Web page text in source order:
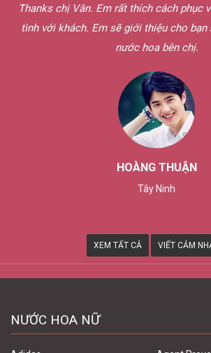
nhiệt
hộ
Hôm qua em nhận được nước
sự và dễ thương quá chừng.
Dịch vụ bên chị tốt quá. Nếu
THÙY
XEM TẤT CẢ VIẾT CẢM
NƯỚC HOA NỮ